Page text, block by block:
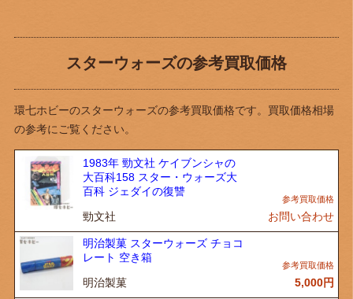
スターウォーズの参考買取価格
環七ホビーのスターウォーズの参考買取価格です。買取価格相場
の参考にご覧ください。
1983年 勁文社 ケイブンシャの
大百科158 スター・ウォーズ大
百科 ジェダイの復讐
勁文社 お問い合わせ
明治製菓 スターウォーズ チョコ
レート 空き箱
明治製菓 5,000円